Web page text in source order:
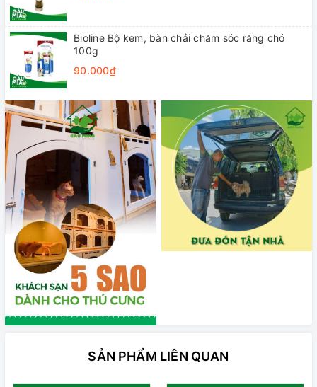
Bioline Bộ kem, bàn chải chăm sóc răng chó
100g
90.000₫
SẢN PHẨM LIÊN QUAN